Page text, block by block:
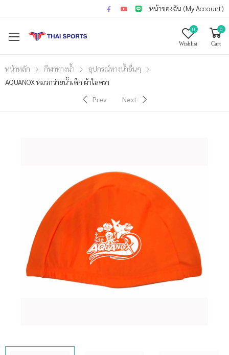
หน้าของฉัน (My Account)
0
Wishlist
0
Cart
หน้าหลัก กีฬาทางน้ำ
อุปกรณ์ทางน้ำอื่นๆ
AQUANOX หมวกว่ายน้ำเด็ก ผ้าไลครา
Prev
Next